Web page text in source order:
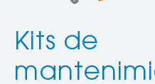
Kits de